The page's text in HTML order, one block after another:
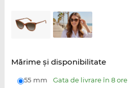
Mărime şi disponibilitate
55 mm Gata de livrare în 8 ore